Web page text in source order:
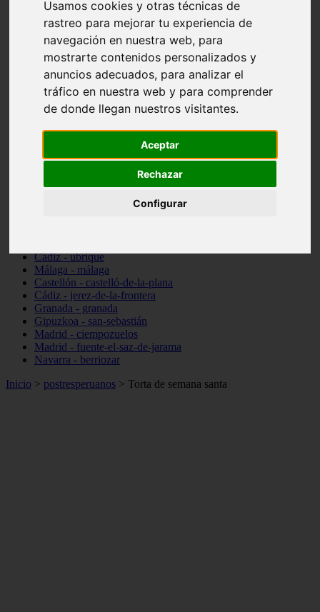
Usamos cookies y otras técnicas de
rastreo para mejorar tu experiencia de
navegación en nuestra web, para
mostrarte contenidos personalizados y
anuncios adecuados, para analizar el
tráfico en nuestra web y para comprender
de donde llegan nuestros visitantes.
Aceptar
Rechazar
Configurar
Toledo - talavera-de-la-reina
Illes-balears - santa-margalida
Madrid - alcorcón
Almería - cuevas-del-almanzora
Barcelona - viladecans
Pontevedra - vigo
Sevilla - sevilla
Burgos - burgos
Madrid - tres-cantos
Madrid - alcalá-de-henares
Almería - roquetas-de-mar
Lleida - lleida
Cádiz - ubrique
Málaga - málaga
Castellón - castelló-de-la-plana
Cádiz - jerez-de-la-frontera
Granada - granada
Gipuzkoa - san-sebastián
Madrid - ciempozuelos
Madrid - fuente-el-saz-de-jarama
Navarra - berriozar
Inicio > postresperuanos > Torta de semana santa